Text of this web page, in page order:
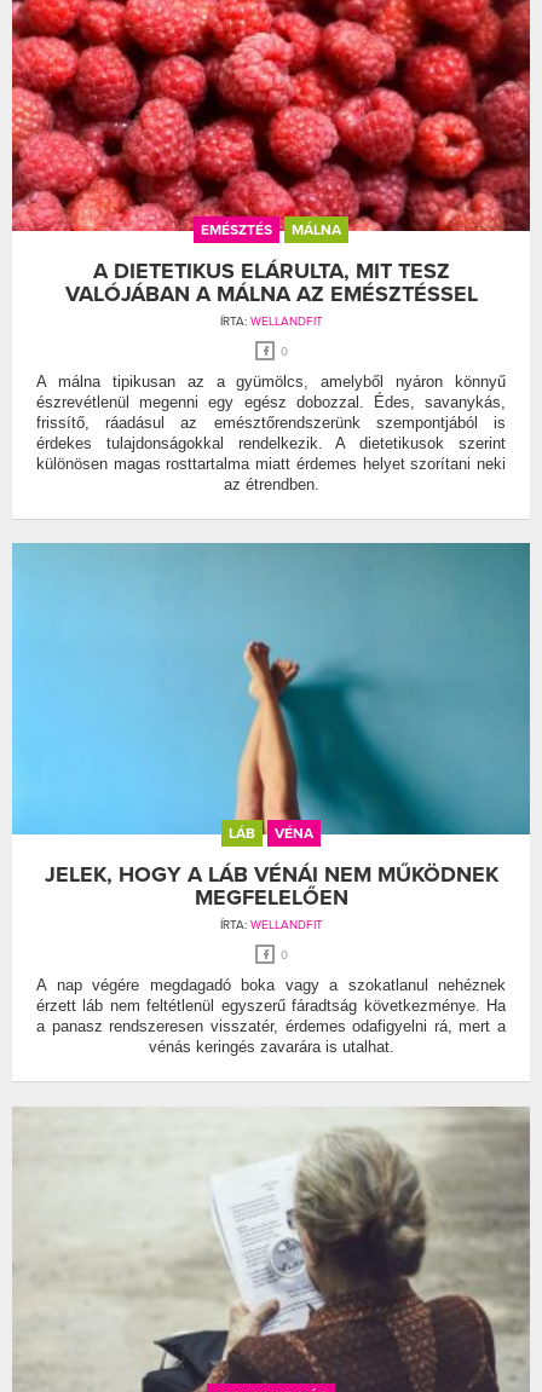
EMÉSZTÉS MÁLNA
A DIETETIKUS ELÁRULTA, MIT TESZ
VALÓJÁBAN A MÁLNA AZ EMÉSZTÉSSEL
ÍRTA: WELLANDFIT
0
A málna tipikusan az a gyümölcs, amelyből nyáron könnyű
észrevétlenül megenni egy egész dobozzal. Édes, savanykás,
frissítő, ráadásul az emésztőrendszerünk szempontjából is
érdekes tulajdonságokkal rendelkezik. A dietetikusok szerint
különösen magas rosttartalma miatt érdemes helyet szorítani neki
az étrendben.
LÁB VÉNA
JELEK, HOGY A LÁB VÉNÁI NEM MŰKÖDNEK
MEGFELELŐEN
ÍRTA: WELLANDFIT
0
A nap végére megdagadó boka vagy a szokatlanul nehéznek
érzett láb nem feltétlenül egyszerű fáradtság következménye. Ha
a panasz rendszeresen visszatér, érdemes odafigyelni rá, mert a
vénás keringés zavarára is utalhat.